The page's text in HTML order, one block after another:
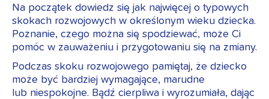
Na początek dowiedz się jak najwięcej o typowych
skokach rozwojowych w określonym wieku dziecka.
Poznanie, czego można się spodziewać, może Ci
pomóc w zauważeniu i przygotowaniu się na zmiany.
Podczas skoku rozwojowego pamiętaj, że dziecko
może być bardziej wymagające, marudne
lub niespokojne. Bądź cierpliwa i wyrozumiała, dając